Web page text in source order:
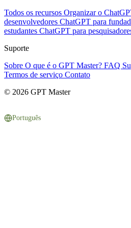
Todos os recursos Organizar o
desenvolvedores ChatGPT para
estudantes ChatGPT para
Suporte
Sobre O que é o GPT Master? FAQ
Termos de serviço Contato
© 2026 GPT Master
Português